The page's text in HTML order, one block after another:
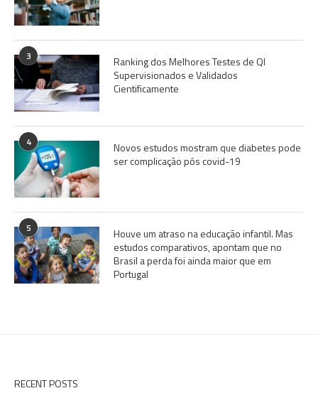
3
Ranking dos Melhores Testes de QI
Supervisionados e Validados
Cientificamente
4
Novos estudos mostram que diabetes pode
ser complicação pós covid-19
5
Houve um atraso na educação infantil. Mas
estudos comparativos, apontam que no
Brasil a perda foi ainda maior que em
Portugal
RECENT POSTS